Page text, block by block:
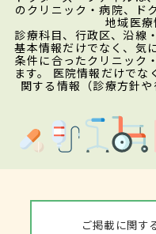
のクリニック・病院、ド
地域医療
診療科目、行政区、沿線
基本情報だけでなく、気
条件に合ったクリニック
ます。 医院情報だけでな
関する情報（診療方針や
ご掲載に関す